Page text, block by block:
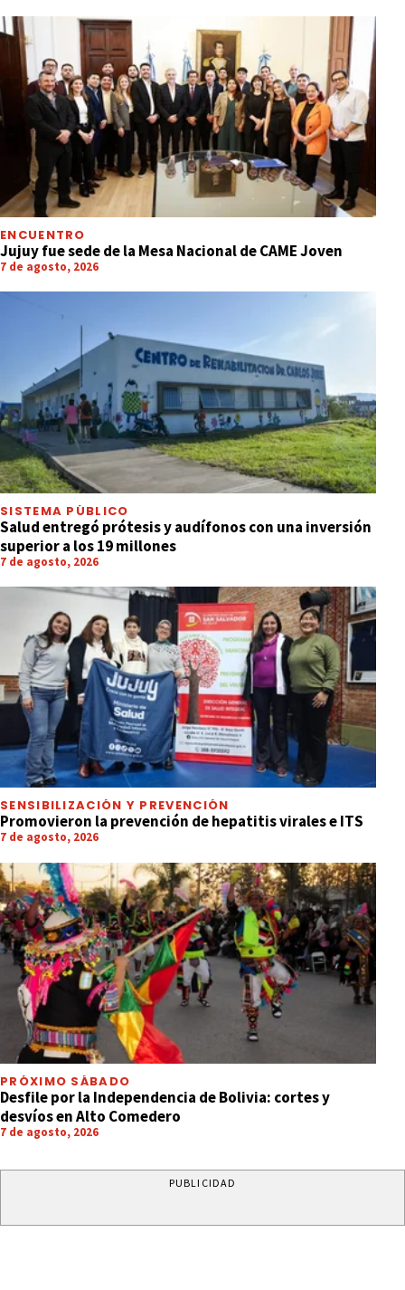
ENCUENTRO
Jujuy fue sede de la Mesa Nacional de CAME Joven
7 de agosto, 2026
SISTEMA PÚBLICO
Salud entregó prótesis y audífonos con una inversión
superior a los 19 millones
7 de agosto, 2026
SENSIBILIZACIÓN Y PREVENCIÓN
Promovieron la prevención de hepatitis virales e ITS
7 de agosto, 2026
PRÓXIMO SÁBADO
Desfile por la Independencia de Bolivia: cortes y
desvíos en Alto Comedero
7 de agosto, 2026
PUBLICIDAD